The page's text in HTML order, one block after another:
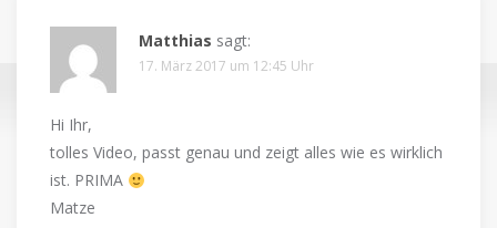
Matthias sagt:
17. März 2017 um 12:45 Uhr
Hi Ihr,
tolles Video, passt genau und zeigt alles wie es wirklich
ist. PRIMA
Matze